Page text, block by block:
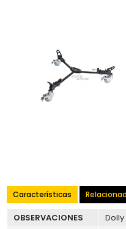
Características
OBSERVACIONES